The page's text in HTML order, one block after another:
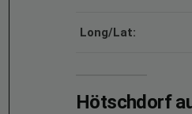
Long/Lat:
Hötschdorf